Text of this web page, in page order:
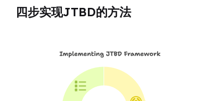
四步实现JTBD的方法